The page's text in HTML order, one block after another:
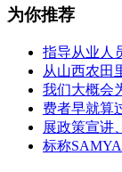
为你推荐
指导从业人
从山西农田
我们大概会
费者早就算
展政策宣讲
标称